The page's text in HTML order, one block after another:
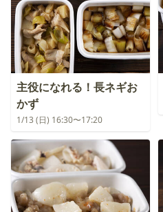
主役になれる！長ネギお
かず
1/13 (日) 16:30〜17:20